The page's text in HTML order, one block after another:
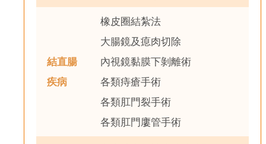
結直腸
疾病
橡皮圈結紮法
大腸鏡及瘜肉切除
內視鏡黏膜下剝離術
各類痔瘡手術
各類肛門裂手術
各類肛門廔管手術